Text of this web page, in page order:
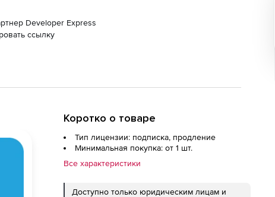
Developer Express
ссылку
Коротко о товаре
Тип лицензии: подписка, продление
Минимальная покупка: от 1 шт.
Все характеристики
Доступно только юридическим лицам и